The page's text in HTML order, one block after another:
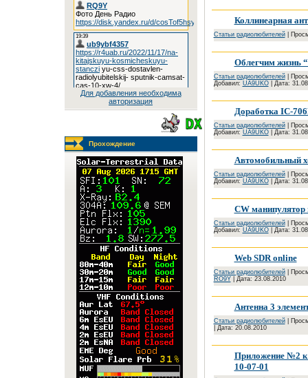
Для добавления необходима
авторизация
Прохождение
Коллинеарная
Cтатьи радиолюбителей|
Облегчим жизнь
Cтатьи радиолюбителей|
Добавил: UA9UKO| Дата:
Доработка IC-
Cтатьи радиолюбителей|
Добавил: UA9UKO| Дата:
Автомобильный
Cтатьи радиолюбителей|
Добавил: UA9UKO| Дата:
CW манипулятор
Cтатьи радиолюбителей|
Добавил: UA9UKO| Дата:
Web SDR online
Cтатьи радиолюбителей|
RO9Y| Дата: 23.08.2010
Антенна 3
Cтатьи радиолюбителей|
| Дата: 20.08.2010
Приложение №2
10-07-01